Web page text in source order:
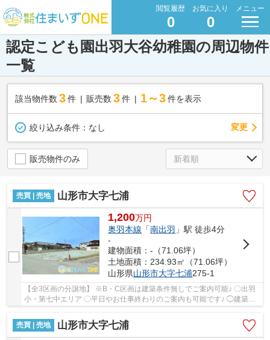
閲覧履歴
0
お気に入り
0
メニュー
認定こども園出羽大谷幼稚園の周辺物件
一覧
該当物件数 3件 販売数 3 件 1～3 件を表示
絞り込み条件： なし 変更
販売物件のみ
売買 | 売地 山形市大字七浦
1,200万円
奥羽本線 「南出羽 」駅 徒歩4分
-
建物面積：-（71.06坪）
土地面積：234.93㎡（71.06坪）
山形県山形市大字七浦275-1
【全3区画の分譲地】 ※B・C区画は建築条件無しでご案内可能♪ 〇出羽
小・第七中エリア 〇平日やお仕事終わりのご案内も可能です♪ ◯建築業
売買 | 売地
山形市大字七浦